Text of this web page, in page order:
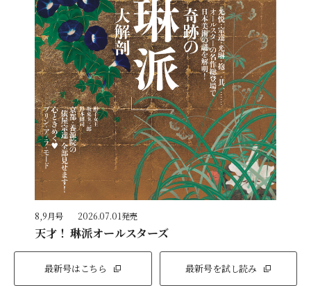
8,9月号 2026.07.01発売
天才！ 琳派オールスターズ
最新号はこちら 最新号を試し読み